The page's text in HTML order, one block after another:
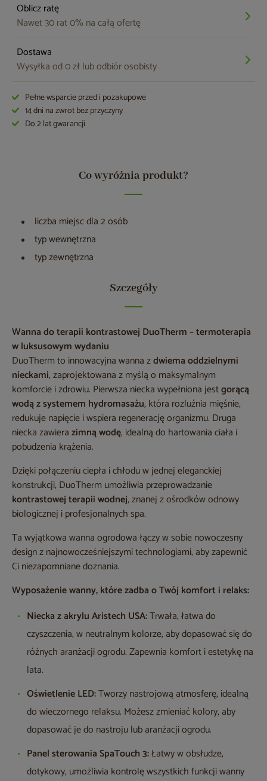
Oblicz ratę
Nawet 30 rat 0% na całą ofertę
Dostawa
Wysyłka od 0 zł lub odbiór osobisty
Pełne wsparcie przed i pozakupowe
14 dni na zwrot bez przyczyny
Do 2 lat gwarancji
Co wyróżnia produkt?
liczba miejsc dla 2 osób
typ wewnętrzna
typ zewnętrzna
Szczegóły
Wanna do terapii kontrastowej DuoTherm – termoterapia
w luksusowym wydaniu
DuoTherm to innowacyjna wanna zdwiema oddzielnymi
nieckami, zaprojektowana z myślą o maksymalnym
komforcie i zdrowiu. Pierwsza niecka wypełniona jestgorącą
wodą z systemem hydromasażu, która rozluźnia mięśnie,
redukuje napięcie i wspiera regenerację organizmu. Druga
niecka zawierazimną wodę, idealną do hartowania ciała i
pobudzenia krążenia.
Dzięki połączeniu ciepła i chłodu w jednej eleganckiej
konstrukcji, DuoTherm umożliwia przeprowadzanie
kontrastowej terapii wodnej, znanej z ośrodków odnowy
biologicznej i profesjonalnych spa.
Ta wyjątkowa wanna ogrodowa łączy w sobie nowoczesny
design z najnowocześniejszymi technologiami, aby zapewnić
Ci niezapomniane doznania.
Wyposażenie wanny, które zadba o Twój komfort i relaks:
Niecka z akrylu Aristech USA:Trwała, łatwa do
czyszczenia, w neutralnym kolorze, aby dopasować się do
różnych aranżacji ogrodu. Zapewnia komfort i estetykę na
lata.
Oświetlenie LED:Tworzy nastrojową atmosferę, idealną
do wieczornego relaksu. Możesz zmieniać kolory, aby
dopasować je do nastroju lub aranżacji ogrodu.
Panel sterowania SpaTouch 3:Łatwy w obsłudze,
dotykowy, umożliwia kontrolę wszystkich funkcji wanny